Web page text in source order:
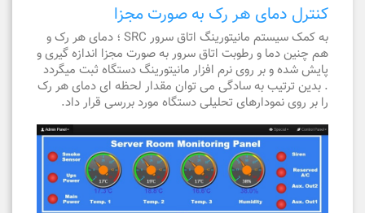
کنترل دمای هر رک به صورت مجزا
به کمک سیستم مانیتورینگ اتاق سرور SRC ؛ دمای هر رک و
هم چنین دما و رطوبت اتاق سرور به صورت مجزا اندازه گیری و
پایش شده و بر روی نرم افزار مانیتورینگ دستگاه ثبت میگردد
. بدین ترتیب به سادگی می توان مقدار لحظه ای دمای هر رک
را بر روی نمودارهای تحلیلی دستگاه مورد بررسی قرار داد.